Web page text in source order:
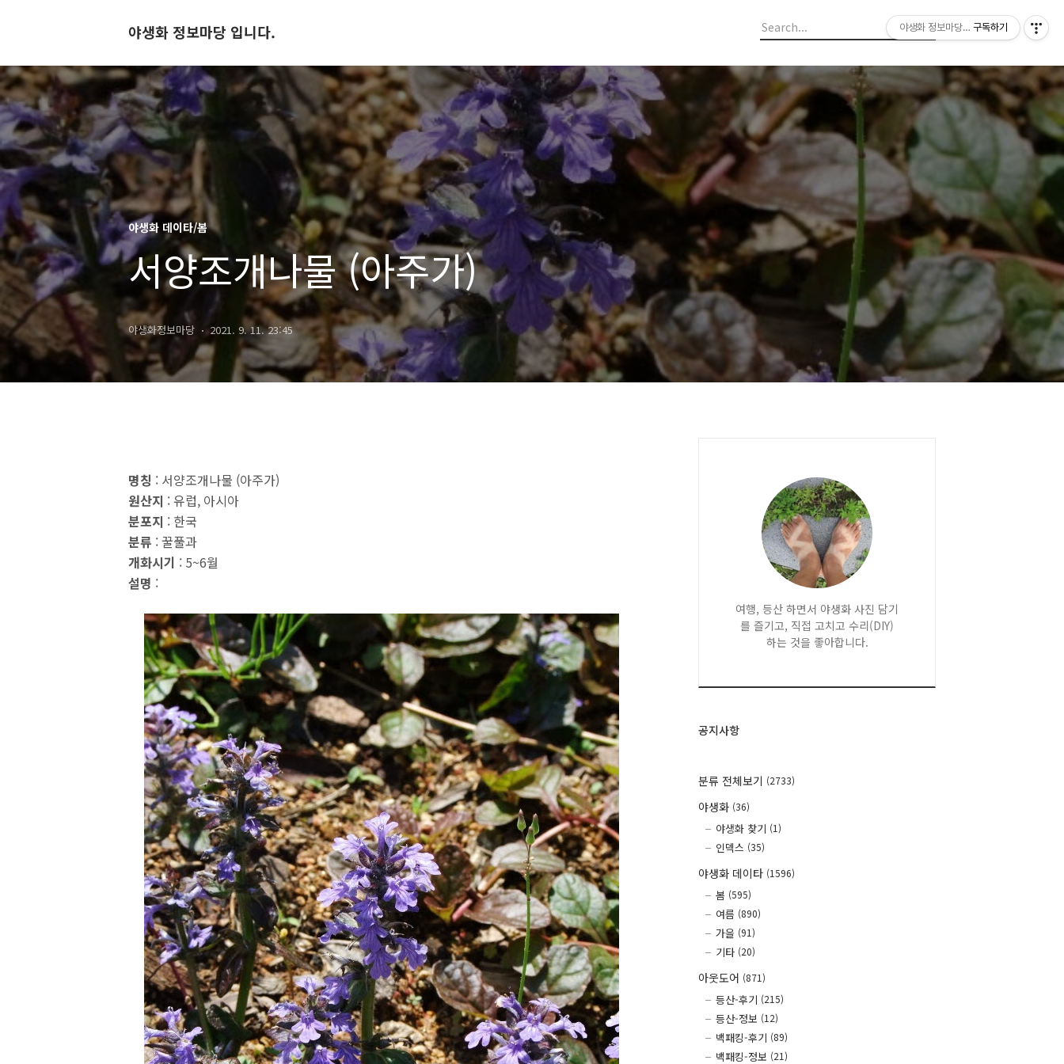
야생화 정보마당 입니다.
야생화 데이타/봄
서양조개나물 (아주가)
야생화정보마당 2021. 9. 11. 23:45
명칭 : 서양조개나물 (아주가)
원산지 : 유럽, 아시아
분포지 : 한국
분류 : 꿀풀과
개화시기 : 5~6월
설명 :
여행, 등산 하면서 야생화 사진 담기
를 즐기고, 직접 고치고 수리(DIY)
하는 것을 좋아합니다.
공지사항
분류 전체보기 (2733)
야생화 (36)
야생화 찾기 (1)
인덱스 (35)
야생화 데이타 (1596)
봄 (595)
여름 (890)
가을 (91)
기타 (20)
아웃도어 (871)
등산-후기 (215)
등산-정보 (12)
백패킹-후기 (89)
백패킹-정보 (21)
야생화 정보마당 입니다.
구독하기